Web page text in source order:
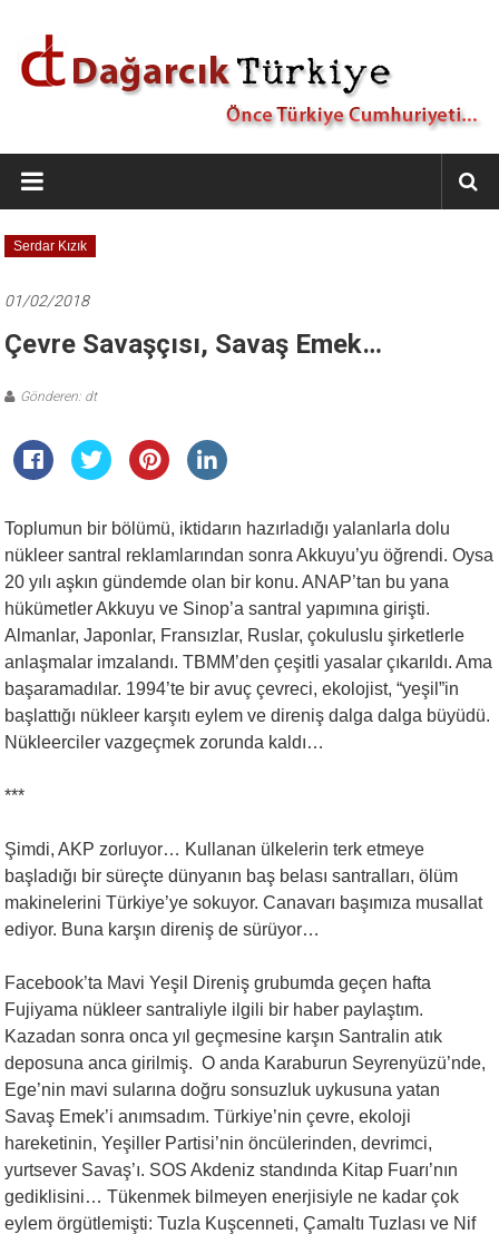
Dağarcık
Türkiye
Önce
Türkiye
Serdar Kızık
01/02/2018
Çevre Savaşçısı, Savaş Emek…
Gönderen: dt
Toplumun bir bölümü, iktidarın hazırladığı yalanlarla dolu
nükleer santral reklamlarından sonra Akkuyu’yu öğrendi. Oysa
20 yılı aşkın gündemde olan bir konu. ANAP’tan bu yana
hükümetler Akkuyu ve Sinop’a santral yapımına girişti.
Almanlar, Japonlar, Fransızlar, Ruslar, çokuluslu şirketlerle
anlaşmalar imzalandı. TBMM’den çeşitli yasalar çıkarıldı. Ama
başaramadılar. 1994’te bir avuç çevreci, ekolojist, “yeşil”in
başlattığı nükleer karşıtı eylem ve direniş dalga dalga büyüdü.
Nükleerciler vazgeçmek zorunda kaldı…
***
Şimdi, AKP zorluyor… Kullanan ülkelerin terk etmeye
başladığı bir süreçte dünyanın baş belası santralları, ölüm
makinelerini Türkiye’ye sokuyor. Canavarı başımıza musallat
ediyor. Buna karşın direniş de sürüyor…
Facebook’ta Mavi Yeşil Direniş grubumda geçen hafta
Fujiyama nükleer santraliyle ilgili bir haber paylaştım.
Kazadan sonra onca yıl geçmesine karşın Santralin atık
deposuna anca girilmiş. O anda Karaburun Seyrenyüzü’nde,
Ege’nin mavi sularına doğru sonsuzluk uykusuna yatan
Savaş Emek’i anımsadım. Türkiye’nin çevre, ekoloji
hareketinin, Yeşiller Partisi’nin öncülerinden, devrimci,
yurtsever Savaş’ı. SOS Akdeniz standında Kitap Fuarı’nın
gediklisini… Tükenmek bilmeyen enerjisiyle ne kadar çok
eylem örgütlemişti: Tuzla Kuşcenneti, Çamaltı Tuzlası ve Nif